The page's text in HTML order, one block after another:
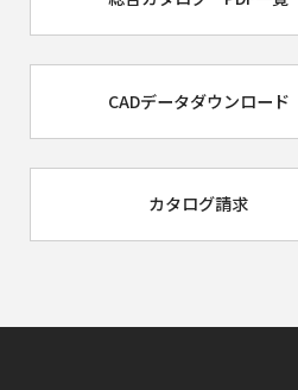
CADデータダウンロード
カタログ請求